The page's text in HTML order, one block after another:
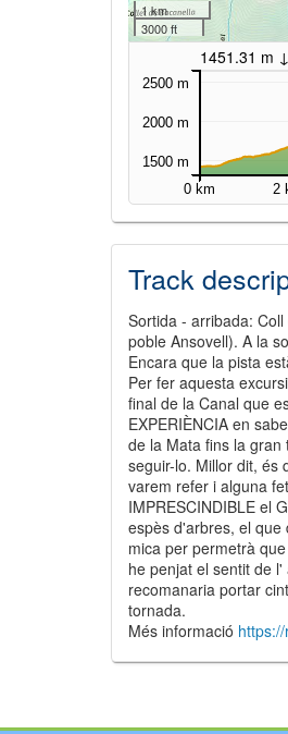
1 km
3000 ft
1451.31 m
0 km 2
1500 m
2000 m
2500 m
Track
Sortida - arribada:
poble Ansovell). A la
Encara que la pista
Per fer aquesta
final de la Canal que
EXPERIÈNCIA en
de la Mata fins la
seguir-lo. Millor dit, és
varem refer i alguna
IMPRESCINDIBLE el
espès d'arbres, el que
mica per permetrà
he penjat el sentit de
recomanaria portar
tornada.
Més informació